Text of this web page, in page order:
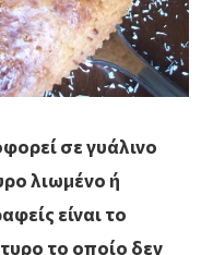
σε γυάλινο
λιωμένο ή
είναι το
το οποίο δεν